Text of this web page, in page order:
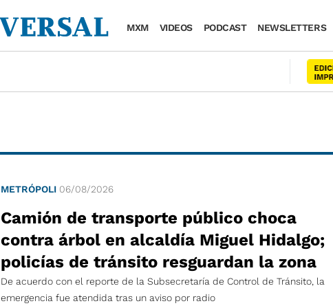
MXM VIDEOS PODCAST NEWSLETTERS
METRÓPOLI 06/08/2026
Camión de transporte público choca
contra árbol en alcaldía Miguel Hidalgo;
policías de tránsito resguardan la zona
De acuerdo con el reporte de la Subsecretaría de Control de Tránsito, la
emergencia fue atendida tras un aviso por radio